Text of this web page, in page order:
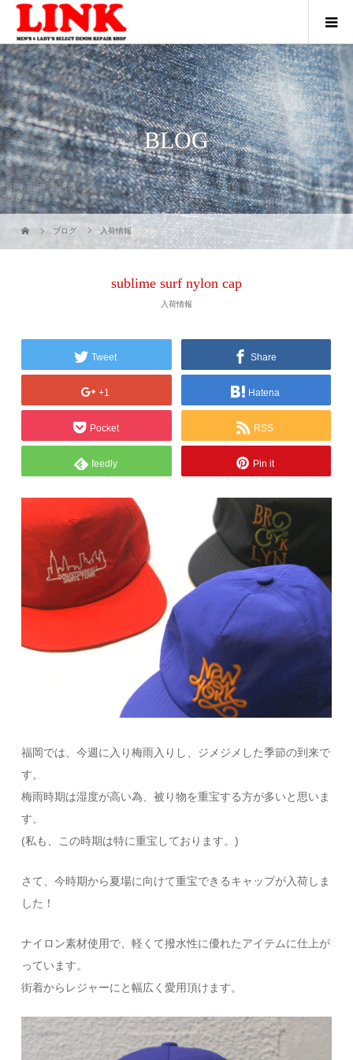
BLOG
ブログ 入荷情報
sublime surf nylon cap
入荷情報
Tweet Share
+1 Hatena
Pocket RSS
feedly Pin it
福岡では、今週に入り梅雨入りし、ジメジメした季節の到来で
す。
梅雨時期は湿度が高い為、被り物を重宝する方が多いと思いま
す。
(私も、この時期は特に重宝しております。)
さて、今時期から夏場に向けて重宝できるキャップが入荷しま
した！
ナイロン素材使用で、軽くて撥水性に優れたアイテムに仕上が
っています。
街着からレジャーにと幅広く愛用頂けます。